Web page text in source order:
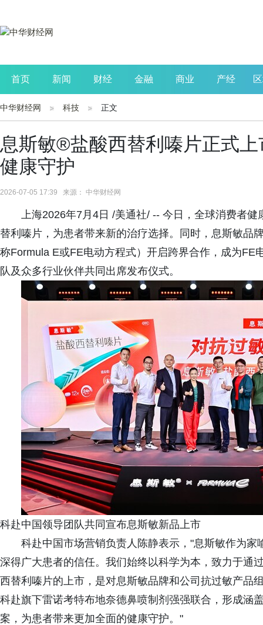
首页 新闻 财经 金融 商业 产经
公司 生活 读书
中华财经网 科技 正文
息斯敏®盐酸西替利嗪片正式
健康守护
2026-07-05 17:39 来源： 中华财经网
上海2026年7月4日 /美通社/ -- 今日，全球消费者
替利嗪片，为患者带来新的治疗选择。同时，息斯敏品
称Formula E或FE电动方程式）开启跨界合作，成为FE
队及众多行业伙伴共同出席发布仪式。
科赴中国领导团队共同宣布息斯敏新品上市
科赴中国市场营销负责人陈静表示，"息斯敏作为
深得广大患者的信任。我们始终以科学为本，致力于通
西替利嗪片的上市，是对息斯敏品牌和公司抗过敏产品
科赴旗下雷诺考特布地奈德鼻喷制剂强强联合，形成涵
案，为患者带来更加全面的健康守护。"